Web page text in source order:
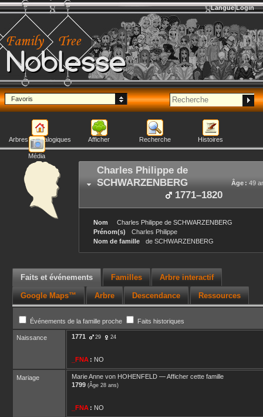
Noblesse
Langue Login
Favoris
Arbres généalogiques Afficher Recherche Histoires
Média
Charles Philippe de
SCHWARZENBERG
Âge : 49
1771–1820
Nom Charles Philippe de SCHWARZENBERG
Prénom(s)
Charles Philippe
Nom de famille
de SCHWARZENBERG
Faits et événements Familles Arbre interactif
Google Maps™ Arbre Descendance Ressources
Événements de la famille proche Faits historiques
Naissance 1771 29 24
_FNA : NO
Mariage Marie Anne von HOHENFELD —Afficher cette famille
1799 (Âge 28 ans)
_FNA : NO